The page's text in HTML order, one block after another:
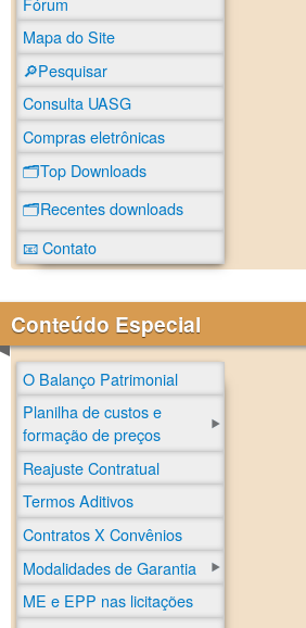
Mapa do Site
🔎Pesquisar
Consulta UASG
Compras eletrônicas
🗂️Top Downloads
🗂️Recentes downloads
📧 Contato
Conteúdo Especial
O Balanço Patrimonial
Planilha de custos e
formação de preços
Reajuste Contratual
Termos Aditivos
Contratos X Convênios
Modalidades de Garantia
ME e EPP nas licitações